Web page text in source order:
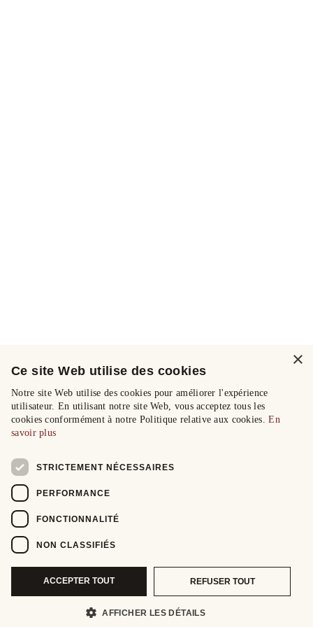
×
Ce site Web utilise des cookies
Notre site Web utilise des cookies pour améliorer l'expérience
utilisateur. En utilisant notre site Web, vous acceptez tous les
cookies conformément à notre Politique relative aux cookies.En
savoir plus
STRICTEMENT NÉCESSAIRES
PERFORMANCE
FONCTIONNALITÉ
NON CLASSIFIÉS
ACCEPTER TOUT REFUSER TOUT
AFFICHER LES DÉTAILS